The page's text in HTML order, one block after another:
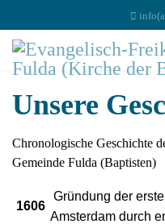
Unsere
Chronologische Geschichte
Gemeinde Fulda (Baptisten)
1606
Gründung der
Amsterdam durch